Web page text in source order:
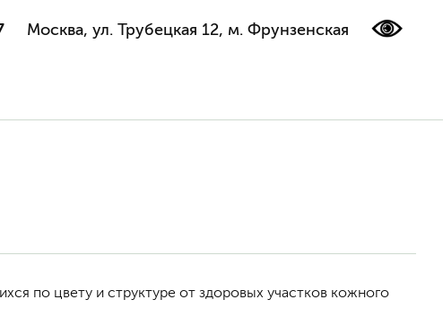
Москва, ул. Трубецкая 12, м. Фрунзенская
по цвету и структуре от здоровых участков кожного